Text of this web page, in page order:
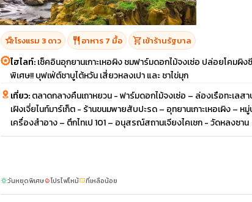
hotel_classโรงแรม 3 ดาว restaurant อาหาร 7 มื้อ shopping_cartเข้าร้านรัฐบาล
ไฮไลท์:เช็คอินอุกยานเกาะเหอผิง ชมฟาร์มดอกไม้จงเซ่อ ปล่อยโคมผิ
พิเศษ!! บุฟเฟ่ต์ชาบูไต้หวัน เสี่ยวหลงเปา และ ชาไข่มุก
เที่ยว:ตลาดกลางคืนเถาหยวน - ฟาร์มดอกไม้จงเซ่อ – ล่องเรือทะเล
เฝิงเจี่ยไนท์มาร์เก็ต - ร้านขนมพายสับปะรด – อุทยานเกาะเหอเผิง –
เครื่องสำอาง – ตึกไทเป 101 – อนุสรณ์สถานเจียงไคเชก - วัดหลงซา
sunnyวันหยุดพิเศษlocal_fire_departmentโปรไฟไหม้confirmation_numberที่เหลือน้อย